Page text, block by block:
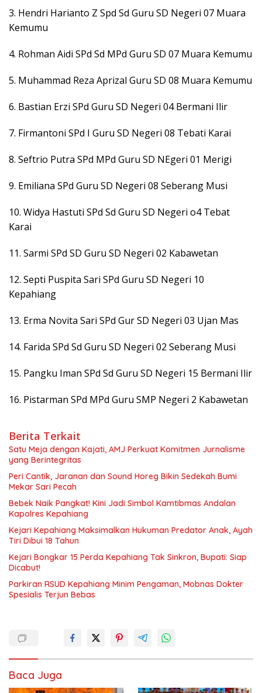
3. Hendri Harianto Z Spd Sd Guru SD Negeri 07 Muara
Kemumu
4. Rohman Aidi SPd Sd MPd Guru SD 07 Muara Kemumu
5. Muhammad Reza Aprizal Guru SD 08 Muara Kemumu
6. Bastian Erzi SPd Guru SD Negeri 04 Bermani Ilir
7. Firmantoni SPd I Guru SD Negeri 08 Tebati Karai
8. Seftrio Putra SPd MPd Guru SD NEgeri 01 Merigi
9. Emiliana SPd Guru SD Negeri 08 Seberang Musi
10. Widya Hastuti SPd Sd Guru SD Negeri o4 Tebat
Karai
11. Sarmi SPd SD Guru SD Negeri 02 Kabawetan
12. Septi Puspita Sari SPd Guru SD Negeri 10
Kepahiang
13. Erma Novita Sari SPd Gur SD Negeri 03 Ujan Mas
14. Farida SPd Sd Guru SD Negeri 02 Seberang Musi
15. Pangku Iman SPd Sd Guru SD Negeri 15 Bermani Ilir
16. Pistarman SPd MPd Guru SMP Negeri 2 Kabawetan
Berita Terkait
Satu Meja dengan Kajati, AMJ Perkuat Komitmen Jurnalisme
yang Berintegritas
Peri Cantik, Jaranan dan Sound Horeg Bikin Sedekah Bumi
Mekar Sari Pecah
Bebek Naik Pangkat! Kini Jadi Simbol Kamtibmas Andalan
Kapolres Kepahiang
Kejari Kepahiang Maksimalkan Hukuman Predator Anak, Ayah
Tiri Dibui 18 Tahun
Kejari Bongkar 15 Perda Kepahiang Tak Sinkron, Bupati: Siap
Dicabut!
Parkiran RSUD Kepahiang Minim Pengaman, Mobnas Dokter
Spesialis Terjun Bebas
Baca Juga